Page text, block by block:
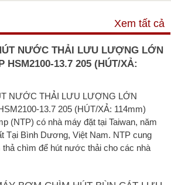
Xem tất cả
NƯỚC THẢI LƯU LƯỢNG LỚN
HSM2100-13.7 205 (HÚT/XẢ:
NƯỚC THẢI LƯU LƯỢNG LỚN
13.7 205 (HÚT/XẢ: 114mm)
(NTP) có nhà máy đặt tại Taiwan, năm
Tại Bình Dương, Việt Nam. NTP cung
chìm để hút nước thải cho các nhà